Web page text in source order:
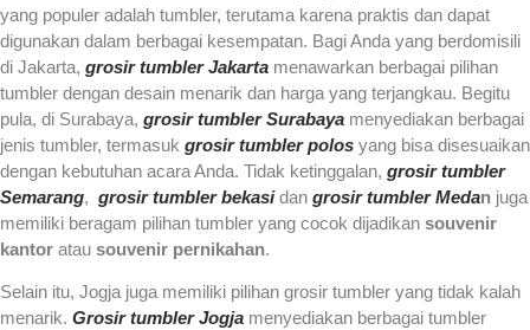
yang populer adalah tumbler, terutama karena praktis dan dapat
digunakan dalam berbagai kesempatan. Bagi Anda yang berdomisili
di Jakarta, grosir tumbler Jakarta menawarkan berbagai pilihan
tumbler dengan desain menarik dan harga yang terjangkau. Begitu
pula, di Surabaya, grosir tumbler Surabaya menyediakan berbagai
jenis tumbler, termasuk grosir tumbler polos yang bisa disesuaikan
dengan kebutuhan acara Anda. Tidak ketinggalan, grosir tumbler
Semarang, grosir tumbler bekasidan grosir tumbler Medan juga
memiliki beragam pilihan tumbler yang cocok dijadikan souvenir
kantor atau souvenir pernikahan.
Selain itu, Jogja juga memiliki pilihan grosir tumbler yang tidak kalah
menarik. Grosir tumbler Jogja menyediakan berbagai tumbler